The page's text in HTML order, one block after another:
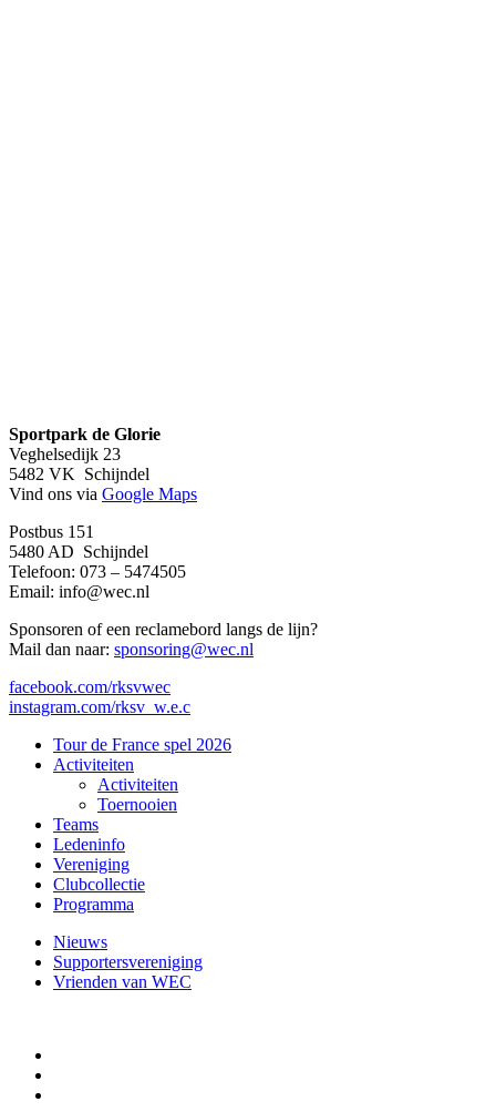
Sportpark de Glorie
Veghelsedijk 23
5482 VK Schijndel
Vind ons via Google Maps
Postbus 151
5480 AD Schijndel
Telefoon: 073 – 5474505
Email: info@wec.nl
Sponsoren of een reclamebord langs de lijn?
Mail dan naar: sponsoring@wec.nl
facebook.com/rksvwec
instagram.com/rksv_w.e.c
Close
Menu
Tour de France spel 2026
Activiteiten
Activiteiten
Toernooien
Teams
Ledeninfo
Vereniging
Clubcollectie
Programma
Nieuws
Supportersvereniging
Vrienden van WEC